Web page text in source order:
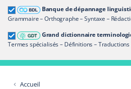
Banque de dépannage
Grammaire – Orthographe – Syntaxe –
Grand dictionnaire
Termes spécialisés – Définitions – Traductions
Grand dictionnaire
Restreindre aux termes
Accueil